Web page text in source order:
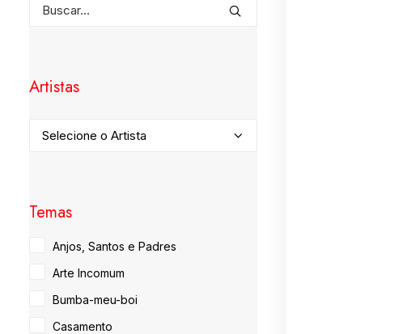
Artistas
Temas
Anjos, Santos e Padres
Arte Incomum
Bumba-meu-boi
Casamento